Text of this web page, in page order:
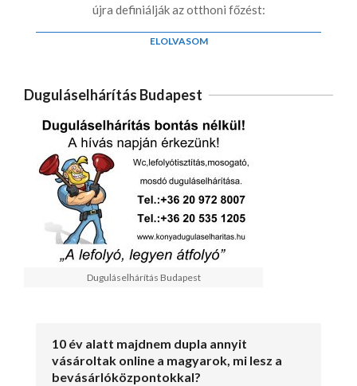
újra definiálják az otthoni főzést:
ELOLVASOM
Duguláselhárítás Budapest
Duguláselhárítás Budapest
10 év alatt majdnem dupla annyit
vásároltak online a magyarok, mi lesz a
bevásárlóközpontokkal?